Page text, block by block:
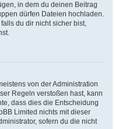
in dem du deinen Beitrag
dürfen Dateien hochladen.
du dir nicht sicher bist,
von der Administration
Regeln verstoßen hast, kann
dass dies die Entscheidung
Limited nichts mit dieser
sofern du die nicht